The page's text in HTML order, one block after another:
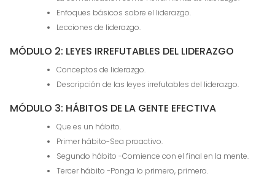
Enfoques básicos sobre el liderazgo.
Lecciones de liderazgo.
MÓDULO 2: LEYES IRREFUTABLES DEL LIDERAZGO
Conceptos de liderazgo.
Descripción de las leyes irrefutables del liderazgo.
MÓDULO 3: HÁBITOS DE LA GENTE EFECTIVA
Que es un hábito.
Primer hábito-Sea proactivo.
Segundo hábito -Comience con el final en la mente.
Tercer hábito -Ponga lo primero, primero.